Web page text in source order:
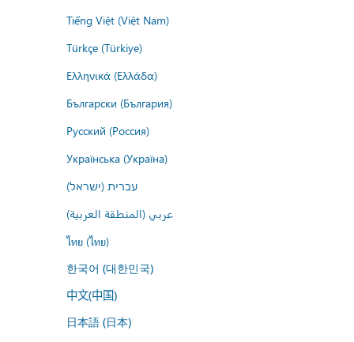
Tiếng Việt (Việt Nam)
Türkçe (Türkiye)
Ελληνικά (Ελλάδα)
Български (България)
Русский (Россия)
Українська (Україна)
עברית (ישראל)
عربي (المنطقة العربية)
ไทย (ไทย)
한국어 (대한민국)
中文(中国)
日本語 (日本)